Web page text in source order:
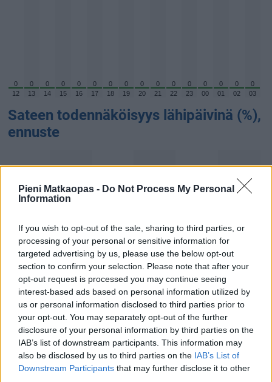
Pieni Matkaopas - Do Not Process My Personal
Information
If you wish to opt-out of the sale, sharing to third parties, or
processing of your personal or sensitive information for
targeted advertising by us, please use the below opt-out
section to confirm your selection. Please note that after your
opt-out request is processed you may continue seeing
interest-based ads based on personal information utilized by
us or personal information disclosed to third parties prior to
your opt-out. You may separately opt-out of the further
disclosure of your personal information by third parties on the
IAB’s list of downstream participants. This information may
also be disclosed by us to third parties on the IAB’s List of
Downstream Participants that may further disclose it to other
0 0 0 0 0 0 0 0 0 0 0 0 0 0 0
0
12
13 14 15 16 17 18 19 20 21 22 23 00 01 02 03
Sateen todennäköisyys lähipäivinä (%),
ennuste
0 % 0 % 0 % 0 % 0 %
9.8.
10.8. 11.8. 12.8. 13.8. 14.8.
Sateen määrä (kertymä) lähipäivinä
(mm), ennuste